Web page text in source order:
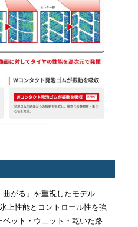
曲がる」を重視したモデル
上性能とコントロール性を強
ット・ウェット・乾いた路